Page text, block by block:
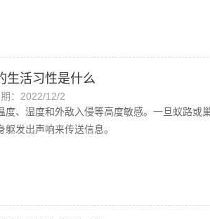
活习性是什么
期：2022/12/2
度、湿度和外敌入侵等高度敏感。一旦蚁路
发出声响来传送信息。